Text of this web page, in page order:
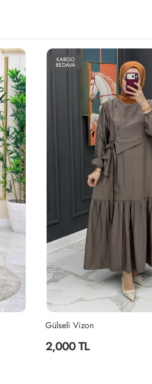
KARGO
BEDAVA
Gülseli Vizon
2,000 TL